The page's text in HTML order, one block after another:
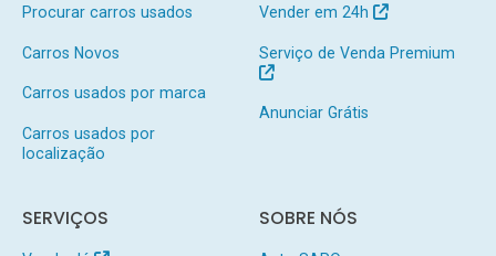
Procurar carros usados
Carros Novos
Carros usados por marca
Carros usados por
localização
Vender em 24h
Serviço de Venda Premium
Anunciar Grátis
SERVIÇOS SOBRE NÓS